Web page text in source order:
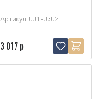
Артикул 001-0302
3 017 р